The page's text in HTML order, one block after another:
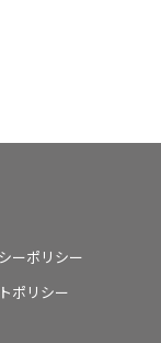
ーポリシー
ポリシー